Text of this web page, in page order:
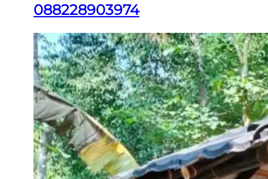
088228903974